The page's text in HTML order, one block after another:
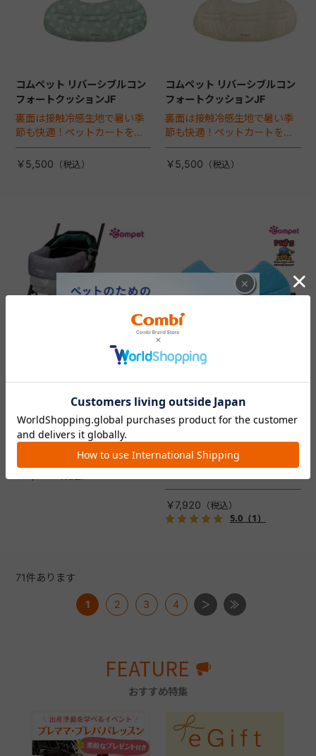
コムペット リバーシブルコン
フォートクッションJF
裏面は接触冷感生地で暑い季
節も快適！ペットカートをお
しゃれに・かわいく・かっこ
よく！
￥5,500
コムペット リバーシブルコン
フォートクッションJF
裏面は接触冷感生地で暑い季
節も快適！ペットカートをお
しゃれに・かわいく・かっこ
よく！
￥5,500
コムペット リバーシブルコン
裏面は接触冷感生地で暑い季
節も快適！ペットカートをお
しゃれに・かわいく・かっこ
DRAGON QUEST PETs コン
フォートクッション スライム
【コムペット ペットカート
用】
愛車の目印に！ふわふわ生地
あごのせクッション。
￥7,920
5.0（1）
71件あります
1 2 3 4
FEATURE
おすすめ特集
×